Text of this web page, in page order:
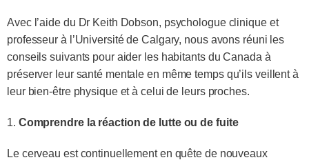
Avec l’aide du Dr Keith Dobson, psychologue clinique et
professeur à l’Université de Calgary, nous avons réuni les
conseils suivants pour aider les habitants du Canada à
préserver leur santé mentale en même temps qu’ils veillent à
leur bien-être physique et à celui de leurs proches.
1. Comprendre la réaction de lutte ou de fuite
Le cerveau est continuellement en quête de nouveaux